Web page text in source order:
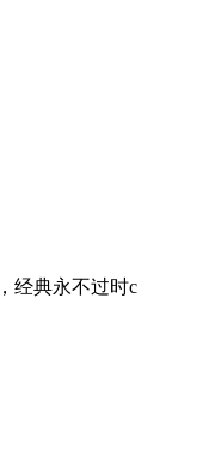
经典永不过时c